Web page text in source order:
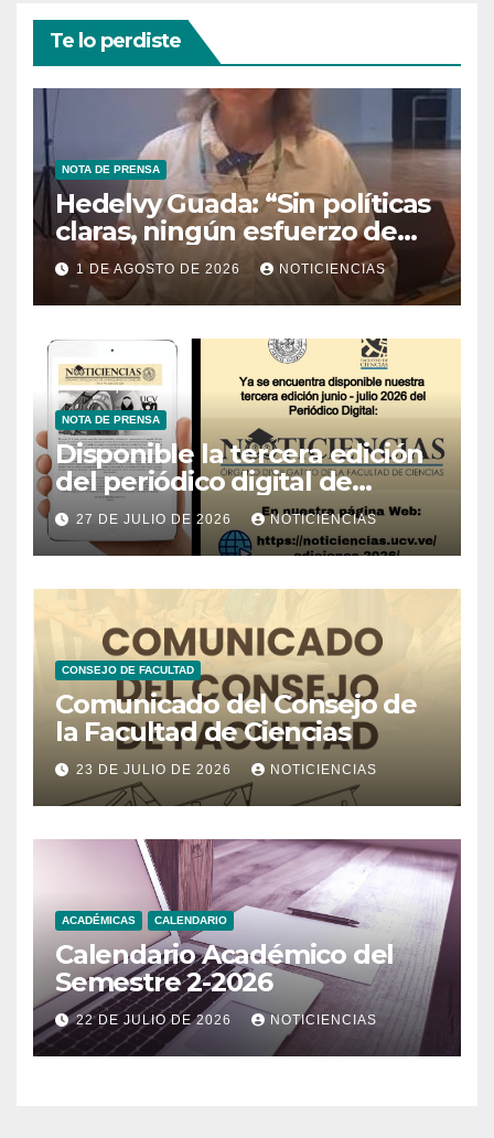
Te lo perdiste
NOTA DE PRENSA
Hedelvy Guada: “Sin políticas
claras, ningún esfuerzo de
conservación rendirá frutos”
1 DE AGOSTO DE 2026 NOTICIENCIAS
NOTA DE PRENSA
Disponible la tercera edición
del periódico digital de
Noticiencias 2026
27 DE JULIO DE 2026 NOTICIENCIAS
CONSEJO DE FACULTAD
Comunicado del Consejo de
la Facultad de Ciencias
23 DE JULIO DE 2026 NOTICIENCIAS
ACADÉMICAS CALENDARIO
Calendario Académico del
Semestre 2-2026
22 DE JULIO DE 2026 NOTICIENCIAS